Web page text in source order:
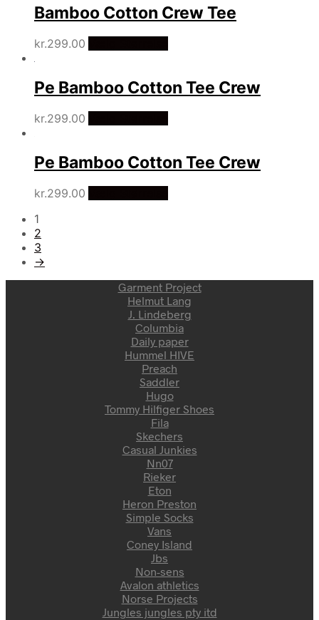
Bamboo Cotton Crew Tee
kr.299.00
Pe Bamboo Cotton Tee Crew
kr.299.00
Pe Bamboo Cotton Tee Crew
kr.299.00
1
2
3
→
Garment Project
Helmut Lang
J. Lindeberg
Columbia
Daily paper
Hummel HIVE
Preach
Saddler
Hugo
Tommy Hilfiger Shoes
Fila
Skechers
Casual Junkies
Nn07
Rieker
Eton
Heron Preston
Simple Socks
Vans
Coney Island
Jbs
Non-sens
Avalon athletics
Norse Projects
Jungles jungles pty itd